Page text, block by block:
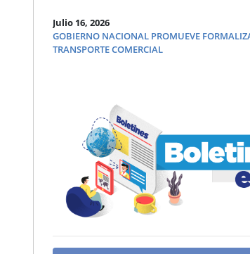
Julio 16, 2026
GOBIERNO NACIONAL PROMUEVE
TRANSPORTE COMERCIAL
Julio 2, 2026
ACCIONES DEL GOBIERNO FORTALECEN LA
MILLONES
Junio 29, 2026